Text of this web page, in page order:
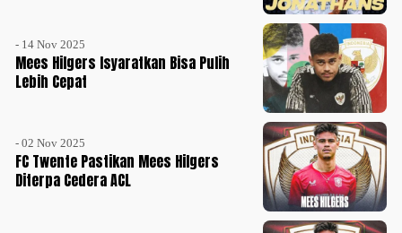
- 14 Nov 2025
Mees Hilgers Isyaratkan Bisa Pulih
Lebih Cepat
- 02 Nov 2025
FC Twente Pastikan Mees Hilgers
Diterpa Cedera ACL
Timnas
Indonesia
SPECIAL
Video
Disclaimer
Tentang